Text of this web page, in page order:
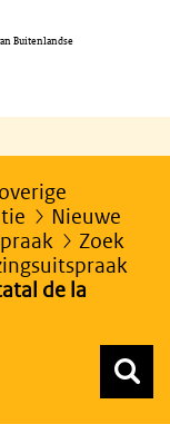
Buitenlandse
Nieuwe
Zoek
de la